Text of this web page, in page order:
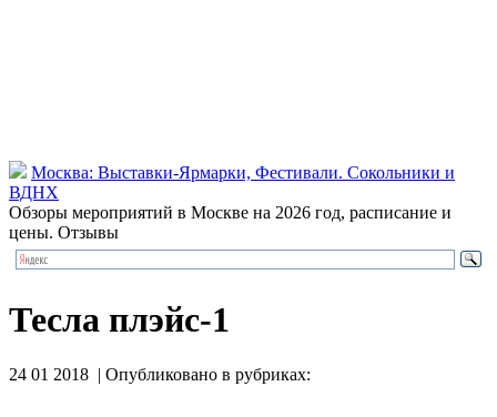
Москва: Выставки-Ярмарки, Фестивали. Сокольники и
ВДНХ
Обзоры мероприятий в Москве на 2026 год, расписание и
цены. Отзывы
Тесла плэйс-1
24 01 2018 | Опубликовано в рубриках: